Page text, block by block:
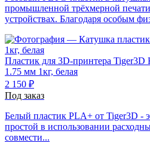
промышленной трёхмерной
устройствах. Благодаря особым
Пластик для 3D-принтера Tiger3D
1.75 мм 1кг, белая
2 150 ₽
Под заказ
Белый пластик PLA+ от Tiger3D -
простой в использовании
совмести...